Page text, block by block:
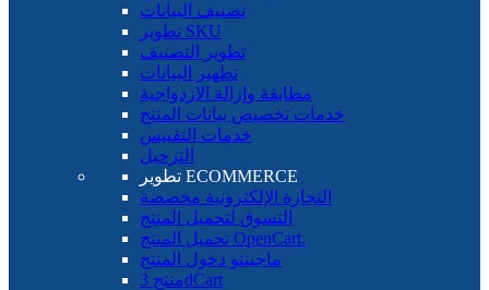
تصنيف البيانات
تطوير SKU
تطوير التصنيف
تطهير البيانات
مطابقة وإزالة الازدواجية
خدمات تخصيص بيانات المنتج
خدمات التقييس
الترحيل
تطوير ECOMMERCE
التجارة الإلكترونية مخصصة
التسوق لتحميل المنتج
تحميل المنتج OpenCart.
ماجينتو دخول المنتج
منتج 3dCart